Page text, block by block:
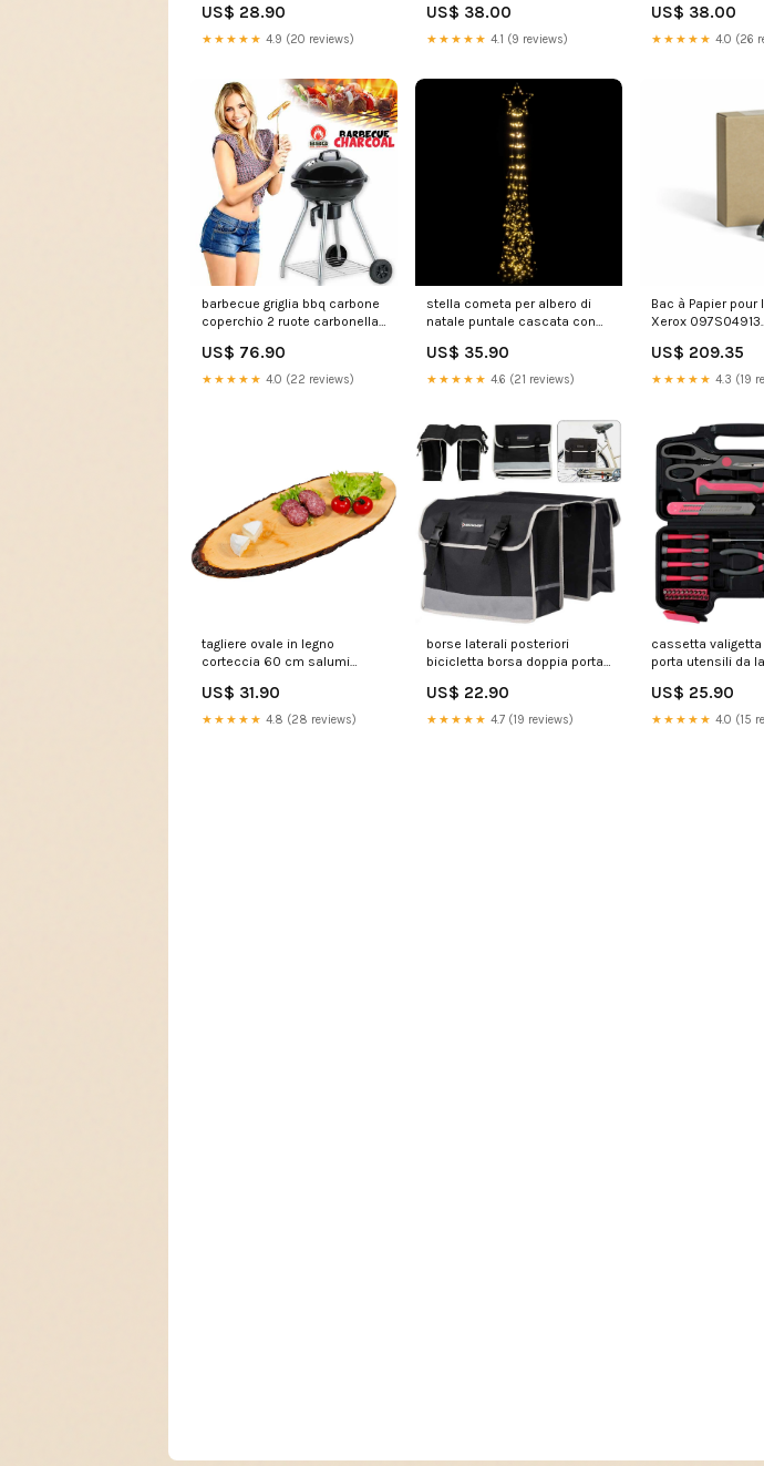
299108 32796
US$ 28.90
★★★★★ 4.9 (20 reviews)
supérieur | DZ413504 an
fabricatie 05.2010 - 12.2020
US$ 38.00
★★★★★ 4.1 (9 reviews)
sans plancher
hauteur, la roue
US$ 38.00
★★★★★ 4.0 (26
barbecue griglia bbq carbone
coperchio 2 ruote carbonella
647/14
US$ 76.90
★★★★★ 4.0 (22 reviews)
stella cometa per albero di
natale puntale cascata con
VE130PRVLPRLL-CM-AN
US$ 35.90
★★★★★ 4.6 (21 reviews)
Bac à Papier pour
Xerox 097S04913
US$ 209.35
★★★★★ 4.3 (19
tagliere ovale in legno
corteccia 60 cm salumi
299144 VE1219FOCU001-SR
US$ 31.90
★★★★★ 4.8 (28 reviews)
borse laterali posteriori
bicicletta borsa doppia porta
330-152V00YL
US$ 22.90
★★★★★ 4.7 (19 reviews)
cassetta
porta utensili da
299183
US$ 25.90
★★★★★ 4.0 (15